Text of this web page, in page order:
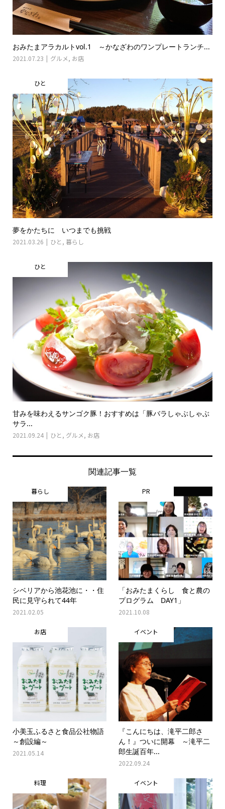
おみたまアラカルトvol.1 ～かなざわのワンプレートランチ...
2021.07.23 グルメ, お店
ひと
夢をかたちに いつまでも挑戦
2021.03.26 ひと , 暮らし
ひと
甘みを味わえるサンゴク豚！おすすめは「豚バラしゃぶしゃぶ
サラ...
2021.09.24 ひと , グルメ, お店
関連記事一覧
暮らし
シベリアから池花池に・・住
民に見守られて44年
2021.02.05
PR
「おみたまくらし 食と農の
プログラム DAY1」
2021.10.08
お店
小美玉ふるさと食品公社物語
～創設編～
2021.05.14
イベント
『こんにちは、滝平二郎さ
ん！』ついに開幕 ～滝平二
郎生誕百年...
2022.09.24
料理 イベント